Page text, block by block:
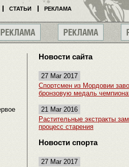
Новости сайта
27 Mar 2017
Спортсмен из Мордовии
бронзовую медаль
21 Mar 2016
Растительные экстракты
процесс старения
Новости спорта
27 Mar 2017
СТАТЬИ РЕКЛАМА